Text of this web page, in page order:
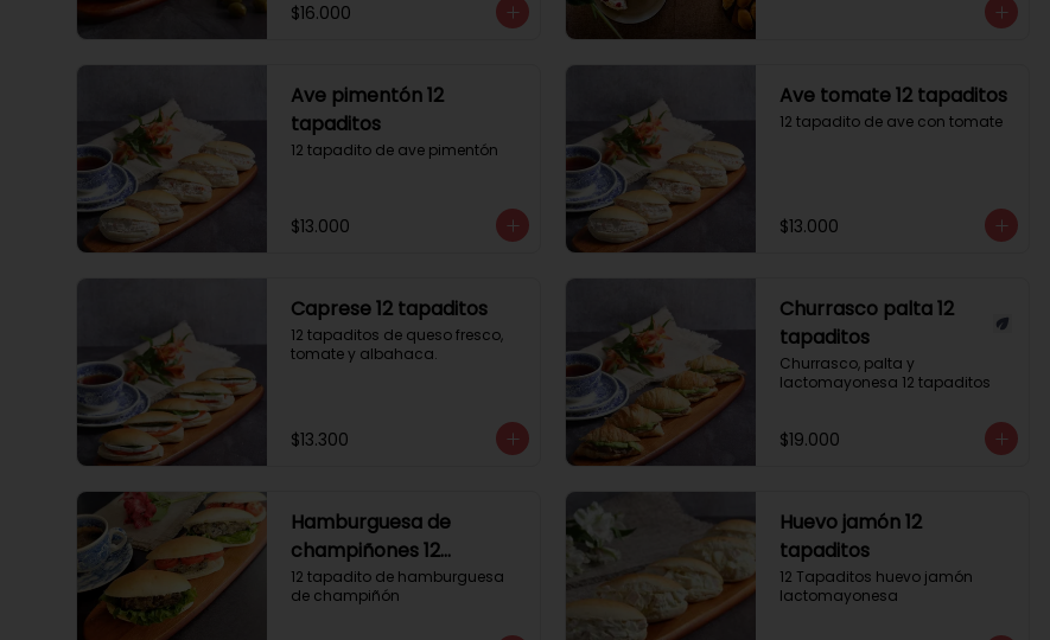
$16.000
Ave pimentón 12
tapaditos
12 tapadito de ave pimentón
$13.000
Ave tomate 12 tapaditos
12 tapadito de ave con tomate
$13.000
Caprese 12 tapaditos
12 tapaditos de queso fresco,
tomate y albahaca.
$13.300
Churrasco palta 12
tapaditos
Churrasco, palta y
lactomayonesa 12 tapaditos
$19.000
Hamburguesa de
champiñones 12
tapaditos
12 tapadito de hamburguesa
de champiñón
Huevo jamón 12
tapaditos
12 Tapaditos huevo jamón
lactomayonesa